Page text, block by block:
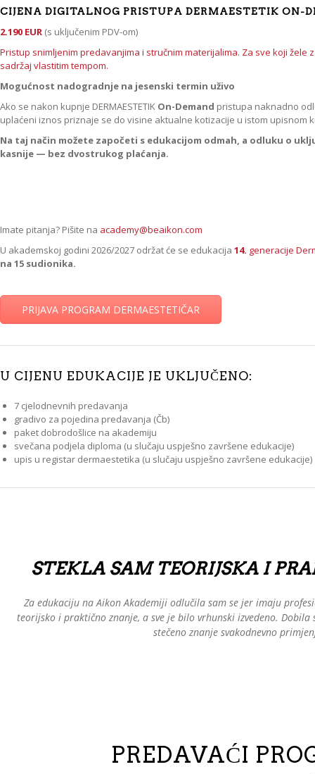
CIJENA DIGITALNOG PRISTUPA DERMAESTETIK ON-
2.190 EUR (s uključenim PDV-om)
Pristup snimljenim predavanjima i stručnim materijalima. Za sve koji žele
sadržaj vlastitim tempom.
Mogućnost nadogradnje na jesenski termin uživo
Ako se nakon kupnje DERMAESTETIK On-Demand pristupa naknadno
uplaćeni iznos priznaje se do visine aktualne kotizacije u istom upisnom
Na taj način možete započeti s edukacijom odmah, a odluku o
kasnije — bez dvostrukog plaćanja.
Imate pitanja? Pišite na academy@beaikon.com
U akademskoj godini 2026/2027 održat će se edukacija 14. generacije
na 15 sudionika.
PRIJAVA PROGRAM DERMAESTETIČAR
U CIJENU EDUKACIJE JE UKLJUČENO:
7 cjelodnevnih predavanja
gradivo za pojedina predavanja (Čb)
paket dobrodošlice na akademiju
svečana podjela diploma (u slučaju uspješno završene edukacije)
upis u registar dermaestetika (u slučaju uspješno završene edukacije)
STEKLA SAM TEORIJSKA I
Za edukaciju na Aikon Akademiji odlučila sam se jer imaju
teorijsko i praktično znanje, a sve je bilo vrhunski izvedeno.
stečeno znanje svakodnevno
PREDAVAĆI